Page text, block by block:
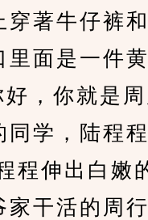
穿著牛仔裤
里面是一件
你就是周
同学，陆程
伸出白嫩的
家干活的周